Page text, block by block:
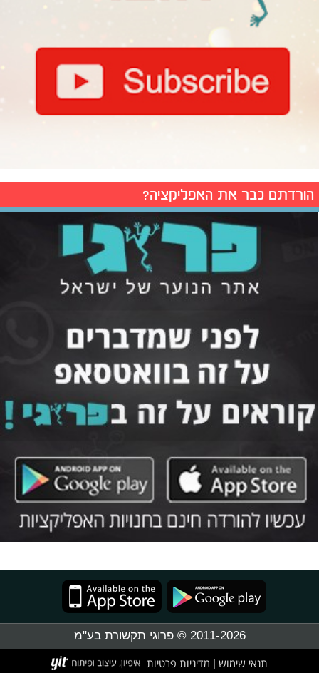
הורדתם כבר את האפליקציה?
2011-2026 © פרוגי תקשורת בע"מ
תנאי שימוש מדיניות פרטיות